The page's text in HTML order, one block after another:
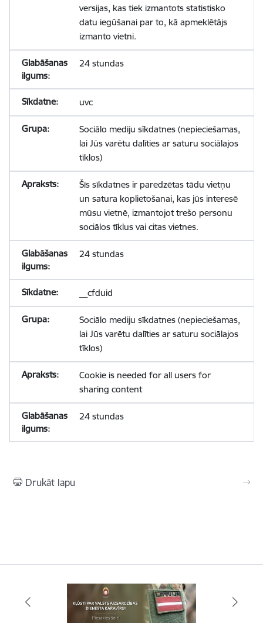
versijas, kas tiek izmantots statistisko
datu iegūšanai par to, kā apmeklētājs
izmanto vietni.
24 stundas
uvc
Sociālo mediju sīkdatnes (nepieciešamas,
lai Jūs varētu dalīties ar saturu sociālajos
tīklos)
Šīs sīkdatnes ir paredzētas tādu vietņu
un satura koplietošanai, kas jūs interesē
mūsu vietnē, izmantojot trešo personu
sociālos tīklus vai citas vietnes.
24 stundas
__cfduid
Sociālo mediju sīkdatnes (nepieciešamas,
lai Jūs varētu dalīties ar saturu sociālajos
tīklos)
Cookie is needed for all users for
sharing content
24 stundas
Drukāt lapu